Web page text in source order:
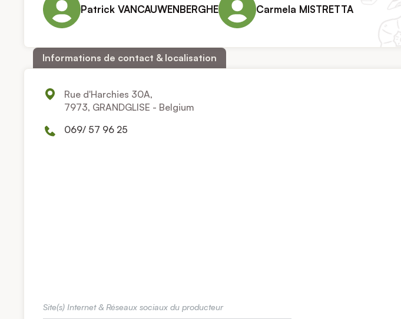
Patrick VANCAUWENBERGHE Carmela MISTRETTA
Informations de contact & localisation
Rue d'Harchies 30A,
7973, GRANDGLISE - Belgium
069/ 57 96 25
Site(s) Internet & Réseaux sociaux du producteur